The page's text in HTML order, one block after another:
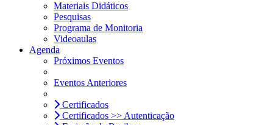
Materiais Didáticos
Pesquisas
Programa de Monitoria
Videoaulas
Agenda
Próximos Eventos
Eventos Anteriores
Certificados
Certificados >> Autenticação